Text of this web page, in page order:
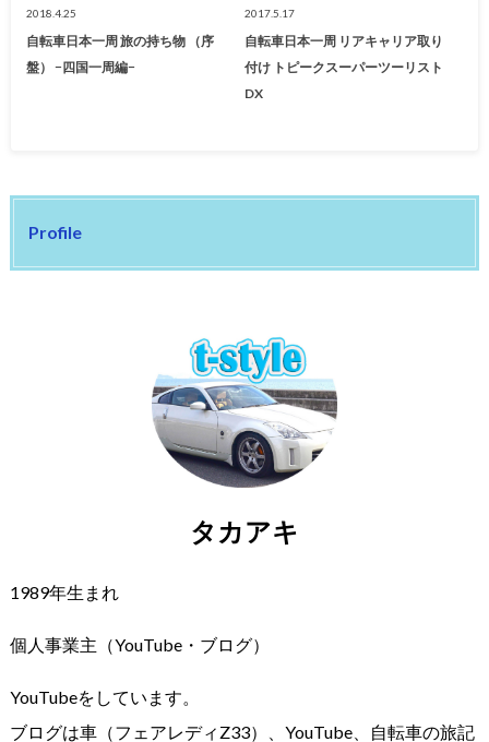
2018.4.25
自転車日本一周 旅の持ち物 （序
盤） −四国一周編−
2017.5.17
自転車日本一周 リアキャリア取り
付け トピークスーパーツーリスト
DX
Profile
タカアキ
1989年生まれ
個人事業主（YouTube・ブログ）
YouTubeをしています。
ブログは車（フェアレディZ33）、YouTube、自転車の旅記